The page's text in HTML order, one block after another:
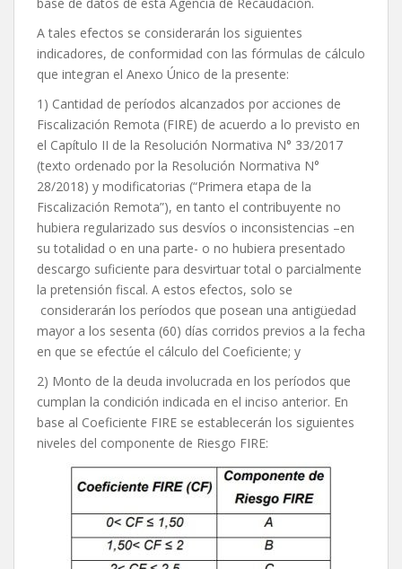
A tales efectos se considerarán los siguientes
indicadores, de conformidad con las fórmulas de cálculo
que integran el Anexo Único de la presente:
1) Cantidad de períodos alcanzados por acciones de
Fiscalización Remota (FIRE) de acuerdo a lo previsto en
el Capítulo II de la Resolución Normativa N° 33/2017
(texto ordenado por la Resolución Normativa N°
28/2018) y modificatorias (“Primera etapa de la
Fiscalización Remota”), en tanto el contribuyente no
hubiera regularizado sus desvíos o inconsistencias –en
su totalidad o en una parte- o no hubiera presentado
descargo suficiente para desvirtuar total o parcialmente
la pretensión fiscal. A estos efectos, solo se
considerarán los períodos que posean una antigüedad
mayor a los sesenta (60) días corridos previos a la fecha
en que se efectúe el cálculo del Coeficiente; y
2) Monto de la deuda involucrada en los períodos que
cumplan la condición indicada en el inciso anterior. En
base al Coeficiente FIRE se establecerán los siguientes
niveles del componente de Riesgo FIRE: